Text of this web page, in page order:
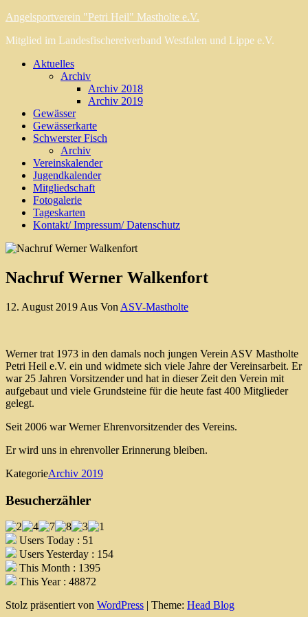
Angelsportverein "Petri Heil" Mastholte e.V.
Mitglied im Landesfischereiverband Westfalen und Lippe e.V.
Aktuelles
Archiv
Archiv 2018
Archiv 2019
Gewässer
Gewässerkarte
Schwerster Fisch
Archiv
Vereinskalender
Jugendkalender
Mitgliedschaft
Fotogalerie
Tageskarten
Kontakt/ Impressum/ Datenschutz
Nachruf Werner Walkenfort
12. August 2019 Aus Von ASV-Mastholte
Werner trat 1973 in den damals noch jungen Verein ASV Mastholte
Petri Heil e.V. ein und widmete sich viele Jahre der Vereinsarbeit. Er
war 25 Jahren Vorsitzender und hat in dieser Zeit den Verein mit
aufgebaut und viele Grundsteine für die heute fast 400 Mitglieder
gelegt.
Seit 2006 war Werner Ehrenvorsitzender des Vereins.
Er wird uns in ehrenvoller Erinnerung bleiben.
KategorieArchiv 2019
Besucherzähler
Users Today : 51
Users Yesterday : 154
This Month : 1395
This Year : 48872
Stolz präsentiert von WordPress | Theme: Head Blog